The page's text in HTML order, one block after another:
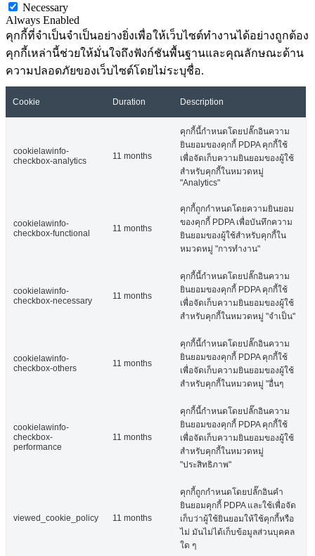
Necessary
Always Enabled
คุกกี้ที่จำเป็นจำเป็นอย่างยิ่งเพื่อให้เว็บไซต์ทำงานได้อย่างถูกต้อง
คุกกี้เหล่านี้ช่วยให้มั่นใจถึงฟังก์ชันพื้นฐานและคุณลักษณะด้าน
ความปลอดภัยของเว็บไซต์โดยไม่ระบุชื่อ.
Cookie Duration Description
cookielawinfo-
checkbox-analytics
11 months
คุกกี้นี้กำหนดโดยปลั๊กอินความ
ยินยอมของคุกกี้ PDPA คุกกี้ใช้
เพื่อจัดเก็บความยินยอมของผู้ใช้
สำหรับคุกกี้ในหมวดหมู่
"Analytics"
cookielawinfo-
checkbox-functional
11 months
คุกกี้ถูกกำหนดโดยความยินยอม
ของคุกกี้ PDPA เพื่อบันทึกความ
ยินยอมของผู้ใช้สำหรับคุกกี้ใน
หมวดหมู่ "การทำงาน"
cookielawinfo-
checkbox-necessary
11 months
คุกกี้นี้กำหนดโดยปลั๊กอินความ
ยินยอมของคุกกี้ PDPA คุกกี้ใช้
เพื่อจัดเก็บความยินยอมของผู้ใช้
สำหรับคุกกี้ในหมวดหมู่ "จำเป็น"
cookielawinfo-
checkbox-others
11 months
คุกกี้นี้กำหนดโดยปลั๊กอินความ
ยินยอมของคุกกี้ PDPA คุกกี้ใช้
เพื่อจัดเก็บความยินยอมของผู้ใช้
สำหรับคุกกี้ในหมวดหมู่ "อื่นๆ
cookielawinfo-
checkbox-
performance
11 months
คุกกี้นี้กำหนดโดยปลั๊กอินความ
ยินยอมของคุกกี้ PDPA คุกกี้ใช้
เพื่อจัดเก็บความยินยอมของผู้ใช้
สำหรับคุกกี้ในหมวดหมู่
"ประสิทธิภาพ"
viewed_cookie_policy 11 months
คุกกี้ถูกกำหนดโดยปลั๊กอินคำ
ยินยอมคุกกี้ PDPA และใช้เพื่อจัด
เก็บว่าผู้ใช้ยินยอมให้ใช้คุกกี้หรือ
ไม่ มันไม่ได้เก็บข้อมูลส่วนบุคคล
ใด ๆ